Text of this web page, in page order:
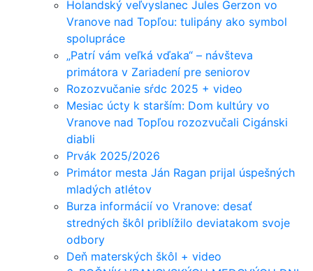
Holandský veľvyslanec Jules Gerzon vo
Vranove nad Topľou: tulipány ako symbol
spolupráce
„Patrí vám veľká vďaka“ – návšteva
primátora v Zariadení pre seniorov
Rozozvučanie sŕdc 2025 + video
Mesiac úcty k starším: Dom kultúry vo
Vranove nad Topľou rozozvučali Cigánski
diabli
Prvák 2025/2026
Primátor mesta Ján Ragan prijal úspešných
mladých atlétov
Burza informácií vo Vranove: desať
stredných škôl priblížilo deviatakom svoje
odbory
Deň materských škôl + video